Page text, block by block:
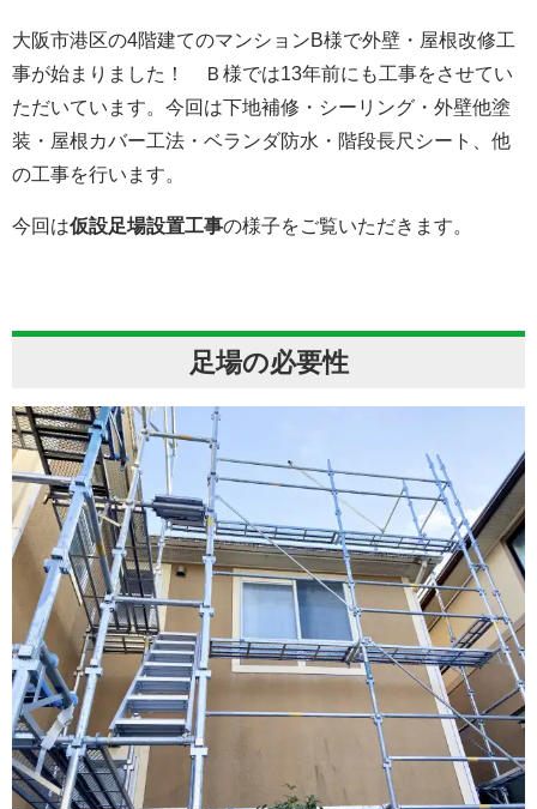
大阪市港区の4階建てのマンションB様で外壁・屋根改修工
事が始まりました！ Ｂ様では13年前にも工事をさせてい
ただいています。今回は下地補修・シーリング・外壁他塗
装・屋根カバー工法・ベランダ防水・階段長尺シート、他
の工事を行います。
今回は仮設足場設置工事の様子をご覧いただきます。
足場の必要性